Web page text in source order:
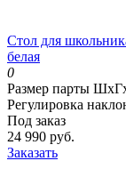
Стол для
белая
0
Размер парты
Регулировка
Под заказ
24 990 руб.
Заказать